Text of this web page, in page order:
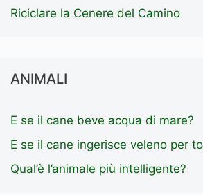
Riciclare la Cenere del Camino
ANIMALI
E se il cane beve acqua di mare?
E se il cane ingerisce veleno per
Qual’è l’animale più intelligente?